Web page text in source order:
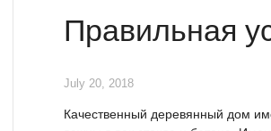
Правильная
July 20, 2018
Качественный деревянный дом